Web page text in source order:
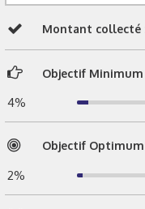
Montant collecté
Objectif Minimum
4%
Objectif Optimum
2%